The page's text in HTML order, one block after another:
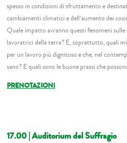
spesso in condizioni di sfruttamento e
cambiamenti climatici e dell’aumento dei
Quale impatto avranno questi fenomeni
lavoratrici della terra? E, soprattutto, quali
per un lavoro più dignitoso e che, nel
sano? E quali sono le buone prassi che
PRENOTAZIONI
17.00| Auditorium del Suffragio